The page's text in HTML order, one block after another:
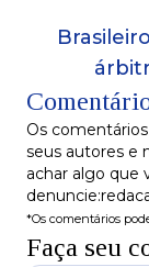
Os
seus autores e
achar algo que
*Os comentários
Faça seu